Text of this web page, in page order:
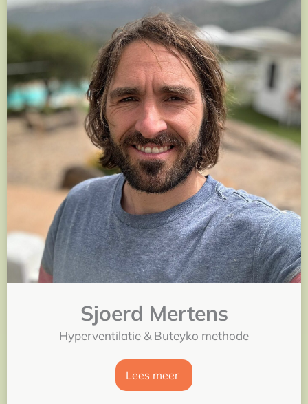
Sjoerd Mertens
Hyperventilatie & Buteyko methode
Lees meer